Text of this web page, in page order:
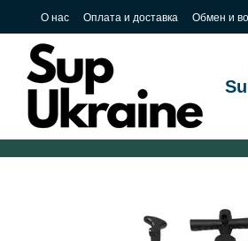
Перейти к основному контенту
О нас Оплата и доставка Обмен и